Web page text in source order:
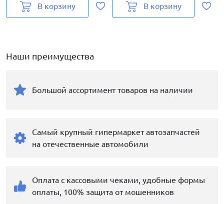
В корзину В корзину
Наши преимущества
Большой ассортимент товаров на наличии
Самый крупный гипермаркет автозапчастей
на отечественные автомобили
Оплата с кассовыми чеками, удобные формы
оплаты, 100% защита от мошенников